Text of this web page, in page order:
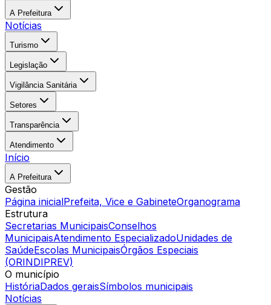
A Prefeitura
Notícias
Turismo
Legislação
Vigilância Sanitária
Setores
Transparência
Atendimento
Início
A Prefeitura
Gestão
Página inicialPrefeita, Vice e GabineteOrganograma
Estrutura
Secretarias MunicipaisConselhos
MunicipaisAtendimento EspecializadoUnidades de
SaúdeEscolas MunicipaisÓrgãos Especiais
(ORINDIPREV)
O município
HistóriaDados geraisSímbolos municipais
Notícias